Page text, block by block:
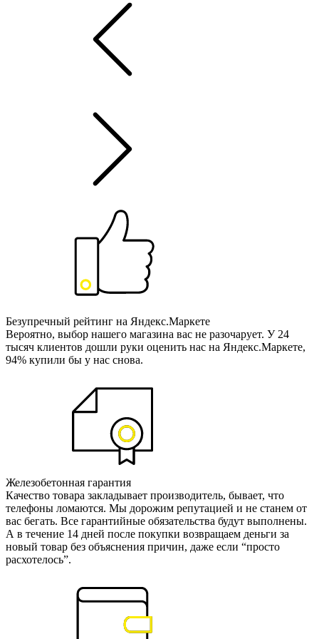
Безупречный рейтинг на Яндекс.Маркете
Вероятно, выбор нашего магазина вас не разочарует. У 24
тысяч клиентов дошли руки оценить нас на Яндекс.Маркете,
94% купили бы у нас снова.
Железобетонная гарантия
Качество товара закладывает производитель, бывает, что
телефоны ломаются. Мы дорожим репутацией и не станем от
вас бегать. Все гарантийные обязательства будут выполнены.
А в течение 14 дней после покупки возвращаем деньги за
новый товар без объяснения причин, даже если “просто
расхотелось”.